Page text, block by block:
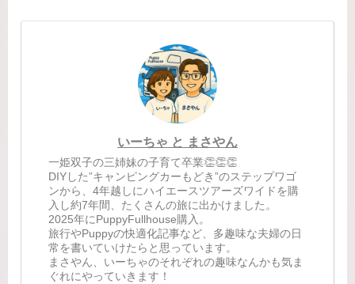
いーちゃ と まさやん
一姫双子の三姉妹の子育て卒業👏👏👏
DIYした”キャンピングカーもどき”のステップワゴ
ンから、4年越しにハイエースツアーズワイドを購
入し約7年間、たくさんの旅に出かけました。
2025年にPuppyFullhouse購入。
旅行やPuppyの快適化記事など、多趣味な夫婦の日
常を書いていけたらと思っています。
まさやん、いーちゃのそれぞれの趣味なんかも気ま
ぐれにやっていきます！